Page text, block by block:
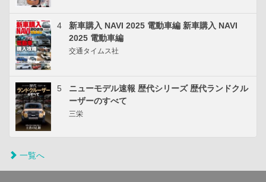
4
新車購入 NAVI 2025 電動車編 新車購入 NAVI
2025 電動車編
交通タイムス社
5
ニューモデル速報 歴代シリーズ 歴代ランドクル
ーザーのすべて
三栄
一覧へ